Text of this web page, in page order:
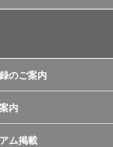
のご案内
内
ム掲載